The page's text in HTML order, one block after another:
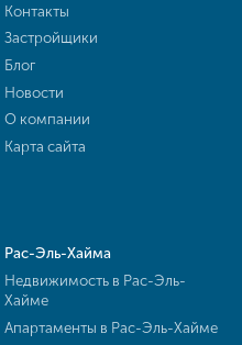
Контакты
Застройщики
Блог
Новости
О компании
Карта сайта
Рас-Эль-Хайма
Недвижимость в Рас-Эль-
Хайме
Апартаменты в Рас-Эль-Хайме